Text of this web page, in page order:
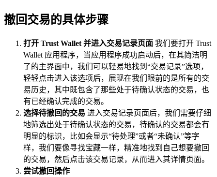
撤回交易的具体步骤
打开 Trust Wallet 并进入交易记录页面 我们要打开 Trust
Wallet 应用程序，当应用程序成功启动后，在其简洁明
了的主界面中，我们可以轻易地找到“交易记录”选项，
轻轻点击进入该选项后，展现在我们眼前的是所有的交
易历史，其中既包含了那些处于待确认状态的交易，也
有已经确认完成的交易。
选择待撤回的交易 进入交易记录页面后，我们需要仔细
地筛选出处于待确认状态的交易，待确认的交易都会有
明显的标识，比如会显示“待处理”或者“未确认”等字
样，我们要像寻找宝藏一样，精准地找到自己想要撤回
的交易，然后点击该交易记录，从而进入其详情页面。
尝试撤回操作